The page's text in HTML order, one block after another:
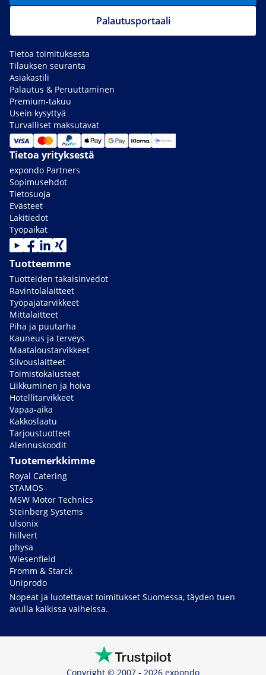
Palautusportaali
Tietoa toimituksesta
Tilauksen seuranta
Asiakastili
Palautus & Peruuttaminen
Premium-takuu
Usein kysyttyä
Turvalliset maksutavat
Tietoa yrityksestä
expondo Partners
Sopimusehdot
Tietosuoja
Evästeet
Lakitiedot
Työpaikat
Tuotteemme
Tuotteiden takaisinvedot
Ravintolalaitteet
Työpajatarvikkeet
Mittalaitteet
Piha ja puutarha
Kauneus ja terveys
Maataloustarvikkeet
Siivouslaitteet
Toimistokalusteet
Liikkuminen ja hoiva
Hotellitarvikkeet
Vapaa-aika
Kakkoslaatu
Tarjoustuotteet
Alennuskoodit
Tuotemerkkimme
Royal Catering
STAMOS
MSW Motor Technics
Steinberg Systems
ulsonix
hillvert
physa
Wiesenfield
Fromm & Starck
Uniprodo
Nopeat ja luotettavat toimitukset Suomessa, täyden tuen
avulla kaikissa vaiheissa.
Copyright © 2007 - 2026 expondo